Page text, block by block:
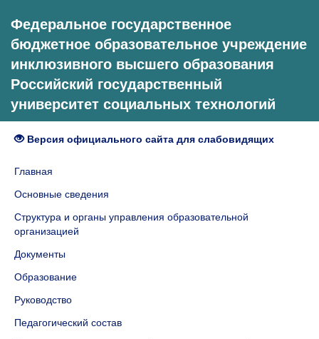
Федеральное государственное
бюджетное образовательное учреждение
инклюзивного высшего образования
Российский государственный
университет социальных технологий
Версия официального сайта для слабовидящих
Главная
Основные сведения
Структура и органы управления образовательной
организацией
Документы
Образование
Руководство
Педагогический состав